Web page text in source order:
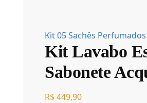
Kit 05 Sachês
Kit Lavabo
Sabonete
R$449,90